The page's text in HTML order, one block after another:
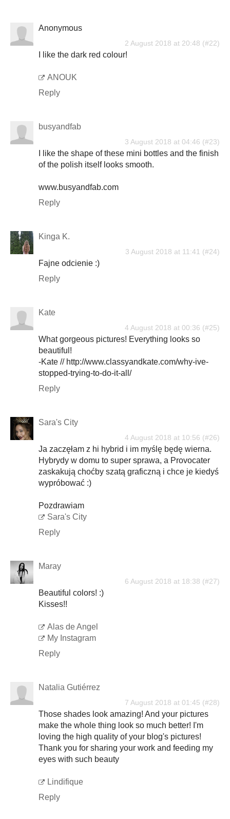
Anonymous
2 August 2018 at 20:48
I like the dark red colour!
ANOUK
Reply
busyandfab
3 August 2018 at 04:46
I like the shape of these mini bottles and the finish
of the polish itself looks smooth.
www.busyandfab.com
Reply
Kinga K.
3 August 2018 at 11:41
Fajne odcienie :)
Reply
Kate
4 August 2018 at 00:36
What gorgeous pictures! Everything looks so
beautiful!
-Kate // http://www.classyandkate.com/why-ive-
stopped-trying-to-do-it-all/
Reply
Sara's City
4 August 2018 at 10:56
Ja zaczęłam z hi hybrid i im myślę będę wierna.
Hybrydy w domu to super sprawa, a Provocater
zaskakują choćby szatą graficzną i chce je kiedyś
wypróbować :)
Pozdrawiam
Sara's City
Reply
Maray
6 August 2018 at 18:38
Beautiful colors! :)
Kisses!!
Alas de Angel
My Instagram
Reply
Natalia Gutiérrez
7 August 2018 at 01:45
Those shades look amazing! And your pictures
make the whole thing look so much better! I'm
loving the high quality of your blog's pictures!
Thank you for sharing your work and feeding my
eyes with such beauty
Lindifique
Reply